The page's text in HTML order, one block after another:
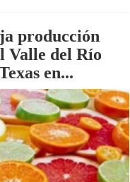
producción
Valle del Río
en...